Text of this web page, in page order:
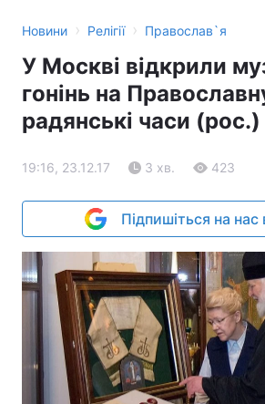
Новини › Релігії › Православ`я
У Москві відкрили
гонінь на
радянські часи (рос.)
19:16, 23.12.17 3 хв. 423
Підпишіться на нас